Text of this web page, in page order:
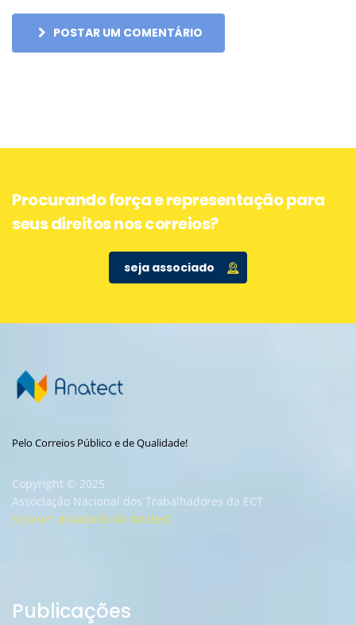
POSTAR UM COMENTÁRIO
Procurando força e representação para
seus direitos nos correios?
seja associado
Pelo Correios Público e de Qualidade!
Copyright © 2025
Associação Nacional dos Trabalhadores da ECT
Seja um associado da Anatect
Publicações